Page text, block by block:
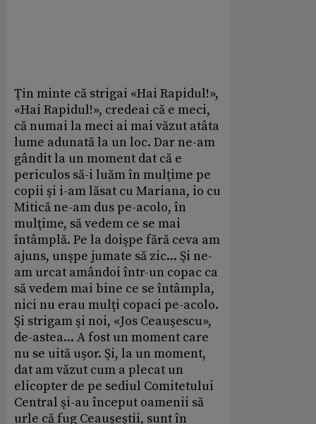
Ţin minte că strigai «Hai Rapidul!»,
«Hai Rapidul!», credeai că e meci,
că numai la meci ai mai văzut atâta
lume adunată la un loc. Dar ne-am
gândit la un moment dat că e
periculos să-i luăm în mulţime pe
copii şi i-am lăsat cu Mariana, io cu
Mitică ne-am dus pe-acolo, în
mulţime, să vedem ce se mai
întâmplă. Pe la doişpe fără ceva am
ajuns, unşpe jumate să zic... Şi ne-
am urcat amândoi într-un copac ca
să vedem mai bine ce se întâmpla,
nici nu erau mulţi copaci pe-acolo.
Şi strigam şi noi, «Jos Ceauşescu»,
de-astea... A fost un moment care
nu se uită uşor. Şi, la un moment,
dat am văzut cum a plecat un
elicopter de pe sediul Comitetului
Central şi-au început oamenii să
urle că fug Ceauşeştii, sunt în